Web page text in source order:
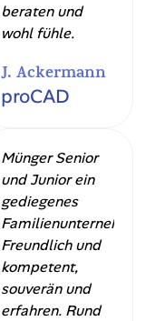
beraten und
wohl fühle.
J. Ackermann
proCAD
Münger Senior
und Junior ein
gediegenes
Familienunternehmen.
Freundlich und
kompetent,
souverän und
erfahren. Rund